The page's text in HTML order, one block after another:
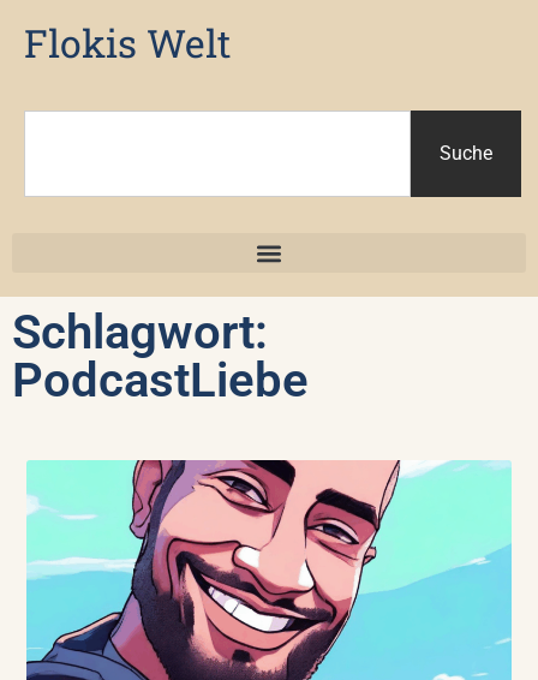
Flokis Welt
Suche
Schlagwort:
PodcastLiebe